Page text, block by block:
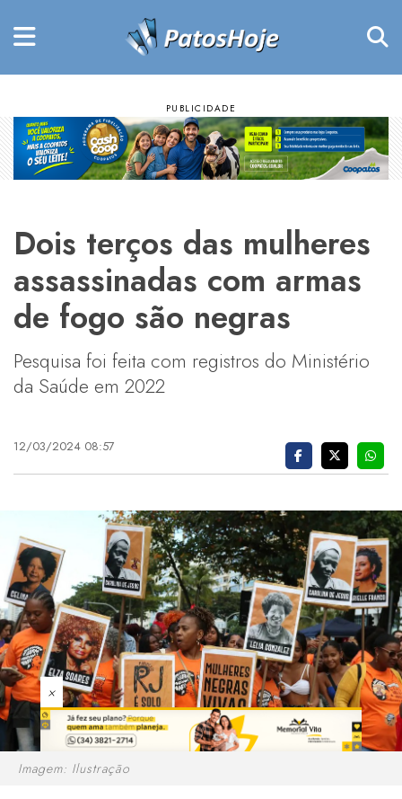
Dois terços das mulheres
assassinadas com armas
de fogo são negras
Pesquisa foi feita com registros do Ministério
da Saúde em 2022
12/03/2024 08:57
×
Imagem: Ilustração